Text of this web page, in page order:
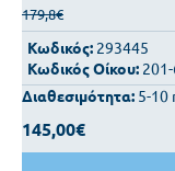
179,8€
Κωδικός: 293445
Κωδικός Οίκου:
Διαθεσιμότητα: 5-10
145,00€